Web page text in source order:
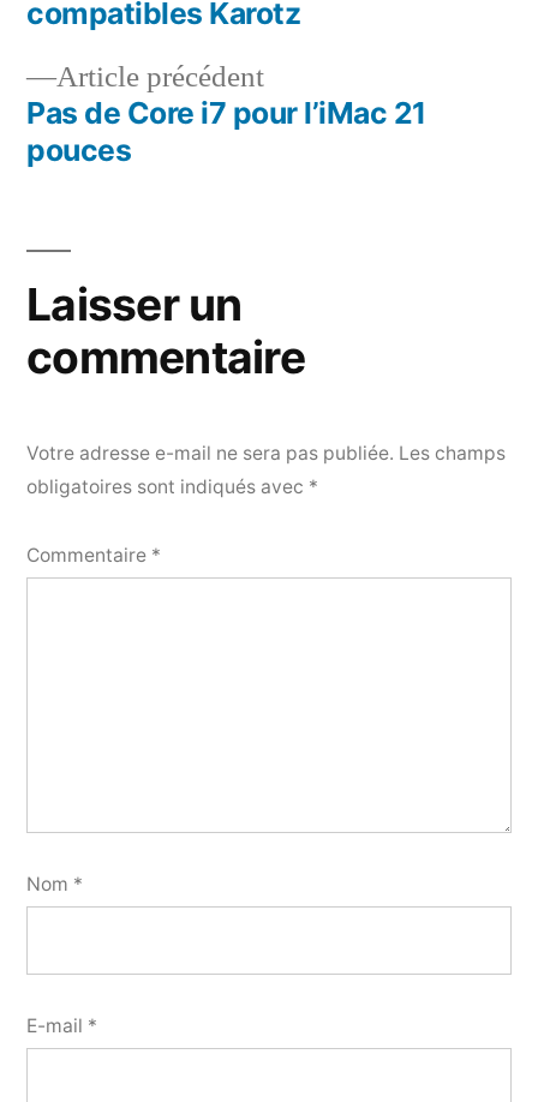
l’article
Article précédentArticle
précédent :
Pas de Core i7 pour l’iMac 21
pouces
compatibles Karotz
Laisser un
commentaire
Votre adresse e-mail ne sera pas publiée. Les champs
obligatoires sont indiqués avec *
Commentaire *
Nom *
E-mail *